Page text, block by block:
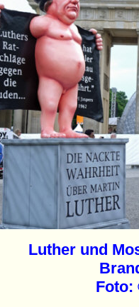
Luther und
Foto: